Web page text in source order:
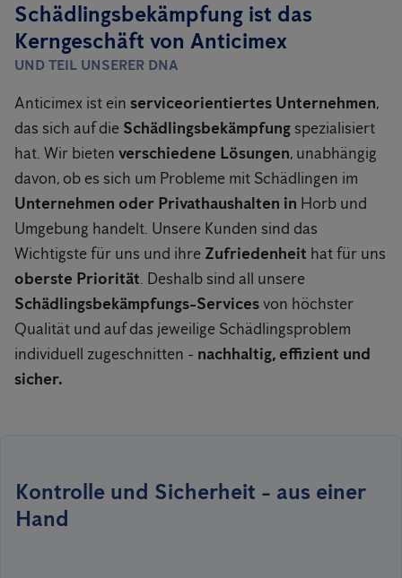
Schädlingsbekämpfung ist das
Kerngeschäft von Anticimex
UND TEIL UNSERER DNA
Anticimex ist ein serviceorientiertes Unternehmen,
das sich auf die Schädlingsbekämpfung spezialisiert
hat. Wir bieten verschiedene Lösungen, unabhängig
davon, ob es sich um Probleme mit Schädlingen im
Unternehmen oder Privathaushalten in Horb und
Umgebung handelt. Unsere Kunden sind das
Wichtigste für uns und ihre Zufriedenheit hat für uns
oberste Priorität. Deshalb sind all unsere
Schädlingsbekämpfungs-Servicesvon höchster
Qualität und auf das jeweilige Schädlingsproblem
individuell zugeschnitten - nachhaltig, effizient und
sicher.
Kontrolle und Sicherheit - aus einer
Hand